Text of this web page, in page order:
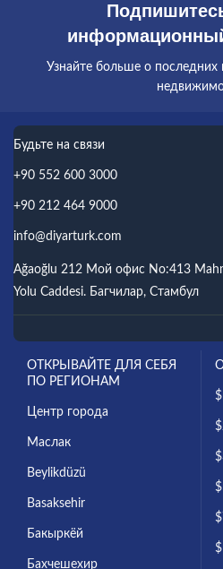
Узнайте больше о
Будьте на связи
+90 552 600 3000
+90 212 464 9000
info@diyarturk.com
Ağaoğlu 212 Мой офис No:413
Yolu Caddesi. Багчилар, Стамбул
ОТКРЫВАЙТЕ ДЛЯ СЕБЯ
ПО РЕГИОНАМ
Центр города
Маслак
Beylikdüzü
Basaksehir
Бакыркёй
Бахчешехир